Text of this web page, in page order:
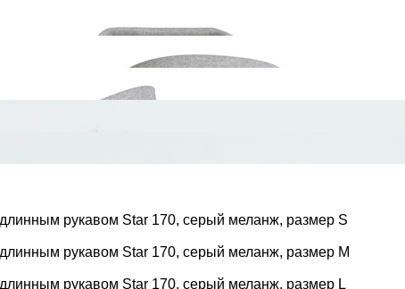
рукавом Star 170, серый меланж, размер S
рукавом Star 170, серый меланж, размер M
рукавом Star 170, серый меланж, размер L